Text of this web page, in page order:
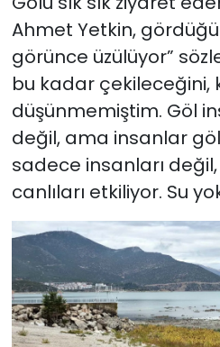
Ahmet Yetkin,
görünce üzülüyor”
bu kadar çekileceğini,
düşünmemiştim. Göl
değil, ama insanlar
sadece insanları
canlıları etkiliyor. Su